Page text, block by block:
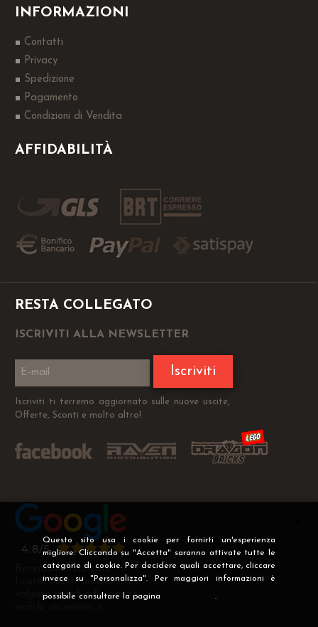
Questo sito usa i cookie per fornirti un'esperienza
migliore. Cliccando su "Accetta" saranno attivate tutte le
categorie di cookie. Per decidere quali accettare, cliccare
invece su "Personalizza". Per maggiori informazioni è
possibile consultare la pagina .
INFORMAZIONI
Contatti
Privacy
Spedizione
Pagamento
Condizioni di Vendita
AFFIDABILITÀ
RESTA COLLEGATO
ISCRIVITI ALLA NEWSLETTER
Iscriviti
Iscriviti ti terremo aggiornato sulle nuove uscite,
Offerte, Sconti e molto altro!
Recensioni Verificate
I nostri clienti soddisfatti
valgono più di mille parole